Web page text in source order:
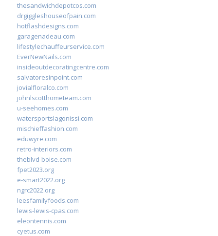
thesandwichdepotcos.com
drgiggleshouseofpain.com
hotflashdesigns.com
garagenadeau.com
lifestylechauffeurservice.com
EverNewNails.com
insideoutdecoratingcentre.com
salvatoresinpoint.com
jovialfloralco.com
johnlscotthometeam.com
u-seehomes.com
watersportslagonissi.com
mischieffashion.com
eduwyre.com
retro-interiors.com
theblvd-boise.com
fpet2023.org
e-smart2022.org
ngrc2022.org
leesfamilyfoods.com
lewis-lewis-cpas.com
eleontennis.com
cyetus.com